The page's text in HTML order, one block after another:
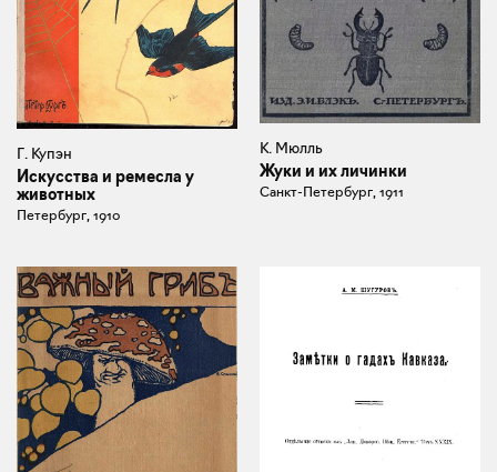
Г. Купэн
Искусства и ремесла у
животных
Петербург, 1910
К. Мюлль
Жуки и их личинки
Санкт-Петербург, 1911